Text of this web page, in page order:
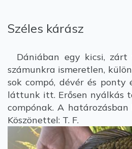
Széles kárász
Dániában egy kicsi,
számunkra ismeretlen,
sok compó, dévér és ponty
láttunk itt. Erősen nyálkás
compónak. A
Köszönettel: T. F.